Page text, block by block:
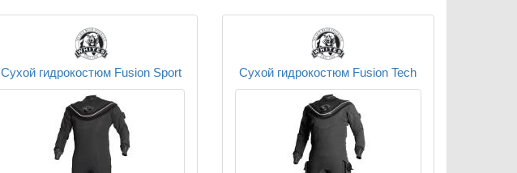
Сухой гидрокостюм Fusion Sport Сухой гидрокостюм Fusion Tech